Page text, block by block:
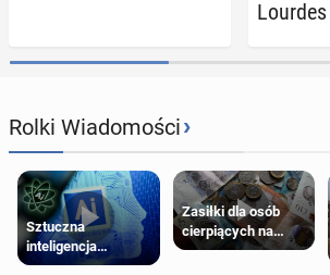
Rolki Wiadomości›
Sztuczna
inteligencja
próbowała oszukać
Zasiłki dla osób
cierpiących na
schorzenia